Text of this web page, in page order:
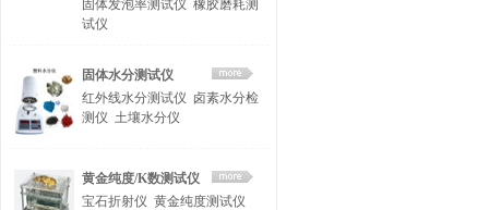
固体发泡率测试仪 橡胶磨耗测
试仪
固体水分测试仪
红外线水分测试仪 卤素水分检
测仪 土壤水分仪
黄金纯度/K数测试仪
宝石折射仪 黄金纯度测试仪